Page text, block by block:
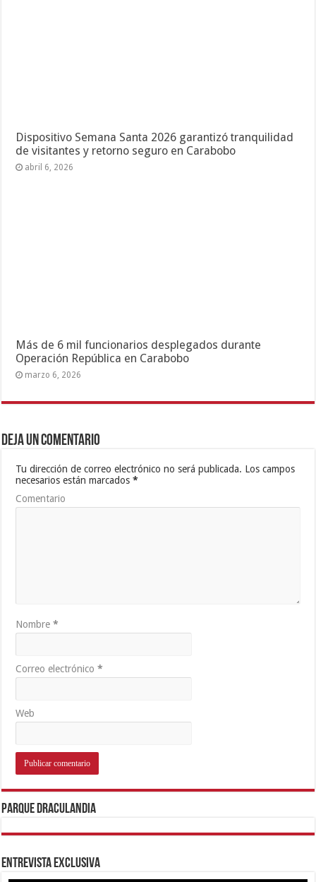
Dispositivo Semana Santa 2026 garantizó tranquilidad
de visitantes y retorno seguro en Carabobo
abril 6, 2026
Más de 6 mil funcionarios desplegados durante
Operación República en Carabobo
marzo 6, 2026
Deja un comentario
Tu dirección de correo electrónico no será publicada. Los campos
necesarios están marcados*
Comentario
Nombre*
Correo electrónico*
Web
Parque Draculandia
Entrevista Exclusiva